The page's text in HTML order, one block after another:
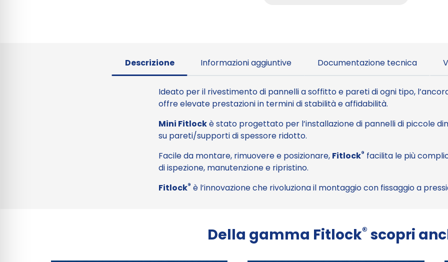
Descrizione Informazioni aggiuntive Documentazione tecnica
Ideato per il rivestimento di pannelli a soffitto e pareti di ogni tipo,
offre elevate prestazioni in termini di stabilità e affidabilità.
Mini Fitlockè stato progettato per l’installazione di pannelli di piccole
su pareti/supporti di spessore ridotto.
Facile da montare, rimuovere e posizionare, Fitlock® facilita le più
di ispezione, manutenzione e ripristino.
Fitlock® è l’innovazione che rivoluziona il montaggio con fissaggio a
Della gamma Fitlock® scopri